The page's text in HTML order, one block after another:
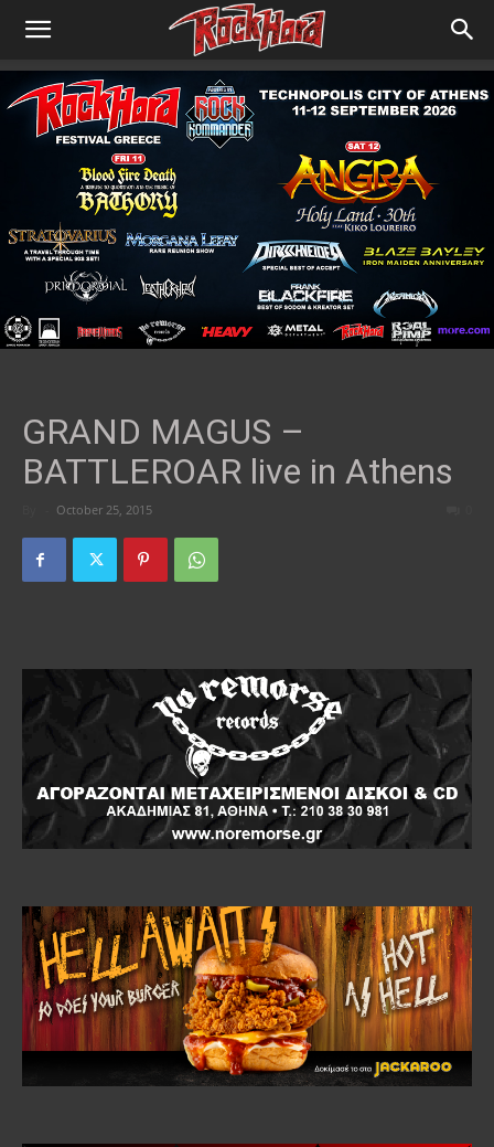
GRAND MAGUS –
BATTLEROAR live in Athens
October 25, 2015